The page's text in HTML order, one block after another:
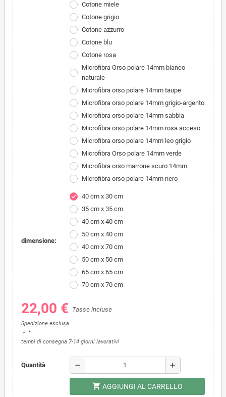
Cotone miele
Cotone grigio
Cotone azzurro
Cotone blu
Cotone rosa
Microfibra Orso polare 14mm bianco
naturale
Microfibra orso polare 14mm taupe
Microfibra orso polare 14mm grigio-argento
Microfibra orso polare 14mm sabbia
Microfibra orso polare 14mm rosa acceso
Microfibra orso polare 14mm leo grigio
Microfibra Orso polare 14mm verde
Microfibra orso marrone scuro 14mm
Microfibra orso polare 14mm nero
dimensione:
check
40 cm x 30 cm
35 cm x 35 cm
40 cm x 40 cm
50 cm x 40 cm
40 cm x 70 cm
50 cm x 50 cm
65 cm x 65 cm
70 cm x 70 cm
22,00 € Tasse incluse
Spedizione esclusa
*
tempi di consegna 7-14 giorni lavorativi
Quantità remove add
shopping_cart AGGIUNGI AL CARRELLO